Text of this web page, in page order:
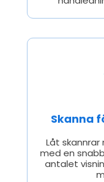
Skanna
Låt
med en
antalet